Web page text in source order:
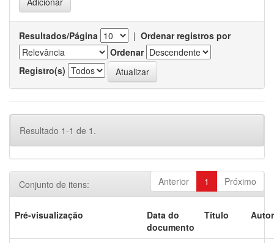
Resultados/Página | Ordenar registros por
Ordenar
Registro(s)
Resultado 1-1 de 1.
Anterior 1 Próximo
Conjunto de itens:
Pré-visualização
Data do
documento
Título